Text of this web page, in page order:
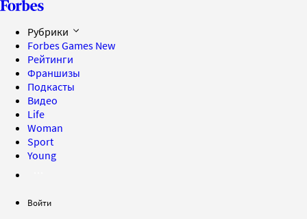
Рубрики
Forbes Games New
Рейтинги
Франшизы
Подкасты
Видео
Life
Woman
Sport
Young
Войти